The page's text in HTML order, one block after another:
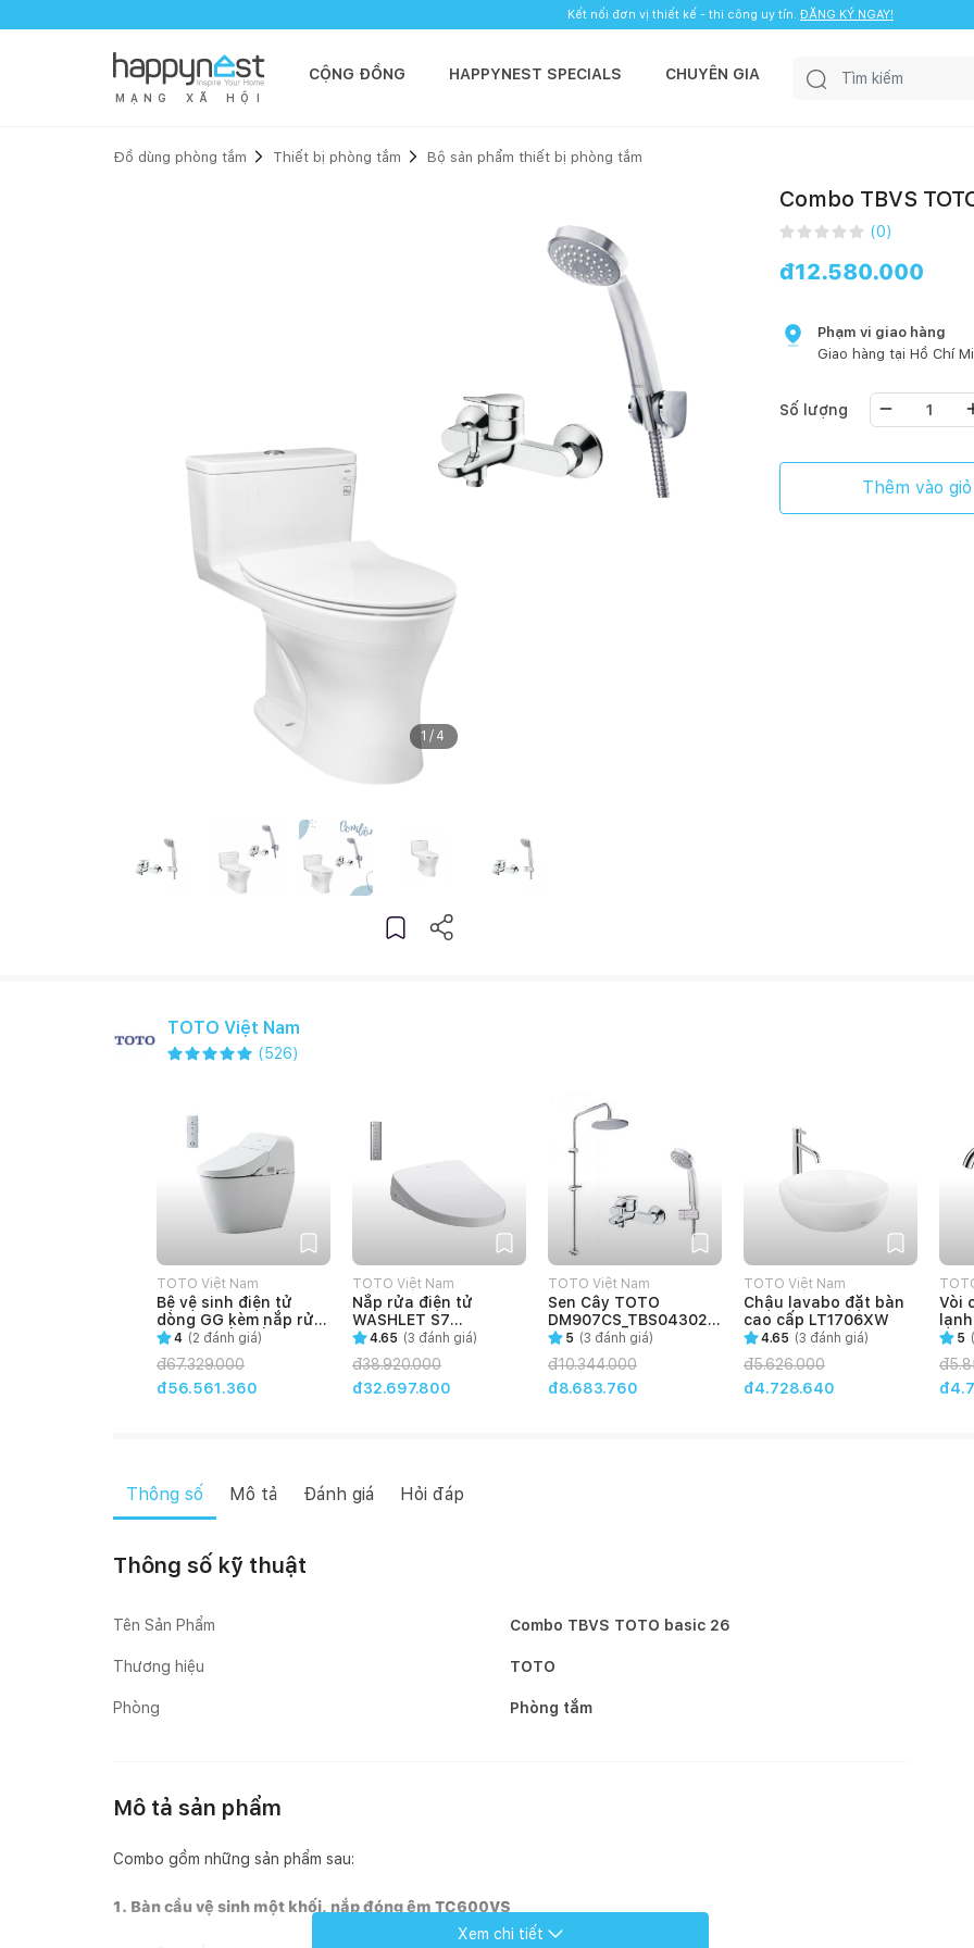
Kết nối đơn vị thiết kế - thi công uy tín. ĐĂNG KÝ NGAY!
M Ạ N G X Ã H Ộ I
CỘNG ĐỒNG HAPPYNEST SPECIALS CHUYÊN GIA
Đồ dùng phòng tắm Thiết bị phòng tắm Bộ sản phẩm thiết bị phòng tắm
1 / 4
Combo TBVS
(0)
đ12.580.000
Phạm vi giao hàng
Giao hàng tại Hồ Chí
Số lượng
Thêm vào giỏ
TOTO Việt Nam
(526)
TOTO Việt Nam
Bệ vệ sinh điện tử
dòng GG kèm nắp rửa
điện tử bồn cầu
C971/TCF9433A
4 (2 đánh giá)
đ67.329.000
đ56.561.360
TOTO Việt Nam
Nắp rửa điện tử
WASHLET S7
(TCF4911Z)
4.65 (3 đánh giá)
đ38.920.000
đ32.697.800
TOTO Việt Nam
Sen Cây TOTO
DM907CS_TBS04302V
_DGH104ZR nóng lạnh
5 (3 đánh giá)
đ10.344.000
đ8.683.760
TOTO Việt Nam
Chậu lavabo đặt bàn
cao cấp LT1706XW
4.65 (3 đánh giá)
đ5.626.000
đ4.728.640
Vòi
5 (
đ
Thông số Mô tả Đánh giá Hỏi đáp
Thông số kỹ thuật
Tên Sản Phẩm Combo TBVS TOTO basic 26
Thương hiệu TOTO
Phòng Phòng tắm
Mô tả sản phẩm
Combo gồm những sản phẩm sau:
1. Bàn cầu vệ sinh một khối, nắp đóng êm TC600VS
Xem chi tiết